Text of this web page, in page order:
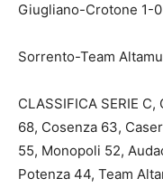
Giugliano-Crotone 1-0
Sorrento-Team
CLASSIFICA SERIE
68, Cosenza 63,
55, Monopoli 52,
Potenza 44, Team